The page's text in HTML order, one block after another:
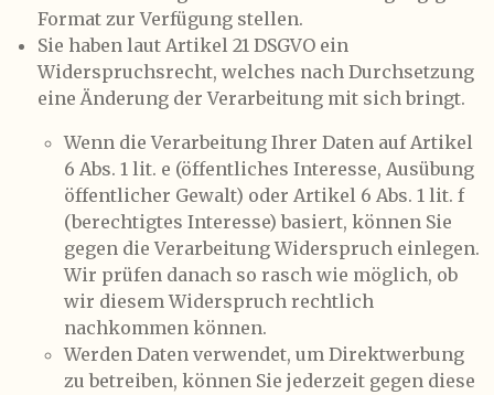
Format zur Verfügung stellen.
Sie haben laut Artikel 21 DSGVO ein
Widerspruchsrecht, welches nach Durchsetzung
eine Änderung der Verarbeitung mit sich bringt.
Wenn die Verarbeitung Ihrer Daten auf Artikel
6 Abs. 1 lit. e (öffentliches Interesse, Ausübung
öffentlicher Gewalt) oder Artikel 6 Abs. 1 lit. f
(berechtigtes Interesse) basiert, können Sie
gegen die Verarbeitung Widerspruch einlegen.
Wir prüfen danach so rasch wie möglich, ob
wir diesem Widerspruch rechtlich
nachkommen können.
Werden Daten verwendet, um Direktwerbung
zu betreiben, können Sie jederzeit gegen diese